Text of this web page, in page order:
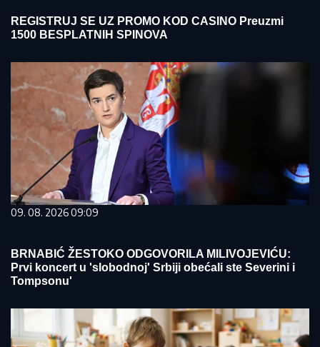
REGISTRUJ SE UZ PROMO KOD CASINO Preuzmi
1500 BESPLATNIH SPINOVA
09. 08. 2026 09:09
BRNABIĆ ŽESTOKO ODGOVORILA MILIVOJEVIĆU:
Prvi koncert u 'slobodnoj' Srbiji obećali ste Severini i
Tompsonu'